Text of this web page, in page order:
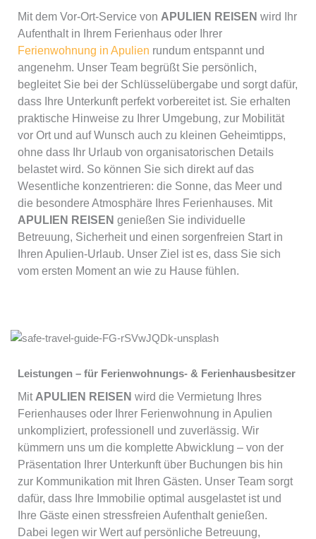
Mit dem Vor-Ort-Service von APULIEN REISEN wird Ihr
Aufenthalt in Ihrem Ferienhaus oder Ihrer
Ferienwohnung in Apulien rundum entspannt und
angenehm. Unser Team begrüßt Sie persönlich,
begleitet Sie bei der Schlüsselübergabe und sorgt dafür,
dass Ihre Unterkunft perfekt vorbereitet ist. Sie erhalten
praktische Hinweise zu Ihrer Umgebung, zur Mobilität
vor Ort und auf Wunsch auch zu kleinen Geheimtipps,
ohne dass Ihr Urlaub von organisatorischen Details
belastet wird. So können Sie sich direkt auf das
Wesentliche konzentrieren: die Sonne, das Meer und
die besondere Atmosphäre Ihres Ferienhauses. Mit
APULIEN REISEN genießen Sie individuelle
Betreuung, Sicherheit und einen sorgenfreien Start in
Ihren Apulien-Urlaub. Unser Ziel ist es, dass Sie sich
vom ersten Moment an wie zu Hause fühlen.
Leistungen – für Ferienwohnungs- & Ferienhausbesitzer
Mit APULIEN REISEN wird die Vermietung Ihres
Ferienhauses oder Ihrer Ferienwohnung in Apulien
unkompliziert, professionell und zuverlässig. Wir
kümmern uns um die komplette Abwicklung – von der
Präsentation Ihrer Unterkunft über Buchungen bis hin
zur Kommunikation mit Ihren Gästen. Unser Team sorgt
dafür, dass Ihre Immobilie optimal ausgelastet ist und
Ihre Gäste einen stressfreien Aufenthalt genießen.
Dabei legen wir Wert auf persönliche Betreuung,